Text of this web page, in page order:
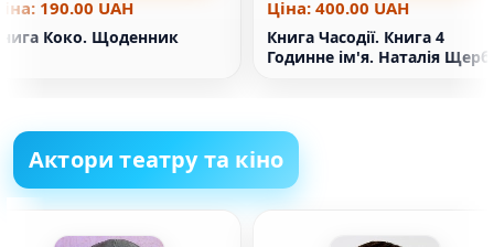
190.00 UAH
Коко. Щоденник
Ціна: 400.00 UAH
Книга Часодії. Книга 4
Годинне ім'я. Наталія
Актори театру та кіно